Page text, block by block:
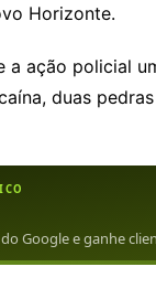
Horizonte.
a ação policial
duas